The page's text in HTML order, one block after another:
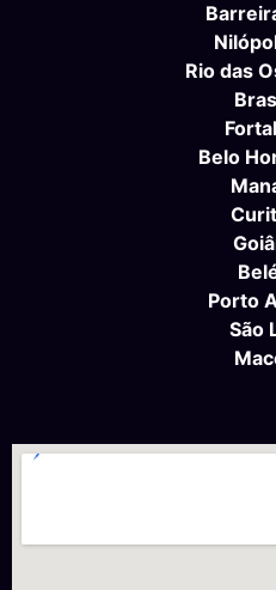
Rio das
Belo
Porto
São